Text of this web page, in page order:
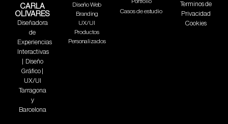
CARLA
OLIVARES
Diseñadora
de
Experiencias
Interactivas
| Diseño
Gráfico |
UX/UI
Tarragona
y
Barcelona
Diseño Web
Branding
UX/UI
Productos
Personalizados
Casos de estudio
Terminos de
Privacidad
Cookies